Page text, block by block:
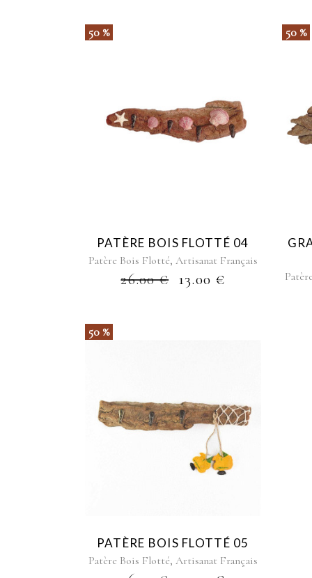
50 %
PATÈRE BOIS FLOTTÉ 04
Patère Bois Flotté, Artisanat Français
26.00€ 13.00 €
50 %
50 %
PATÈRE BOIS FLOTTÉ 05
Patère Bois Flotté, Artisanat Français